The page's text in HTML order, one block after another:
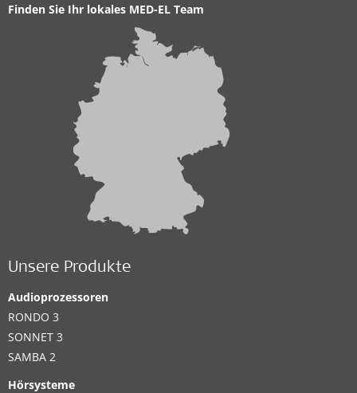
Finden Sie Ihr lokales MED-EL Team
Unsere Produkte
Audioprozessoren
RONDO 3
SONNET 3
SAMBA 2
Hörsysteme